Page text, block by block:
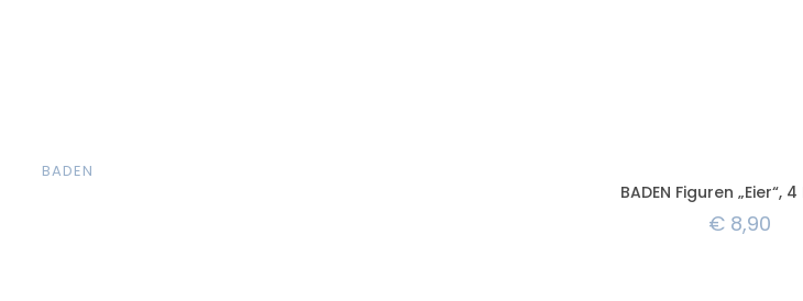
BADEN
BADEN Figuren „Eier“,
€8,90